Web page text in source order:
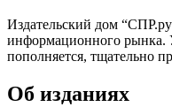
Издательский дом
информационного рынка.
пополняется, тщательно
Об изданиях